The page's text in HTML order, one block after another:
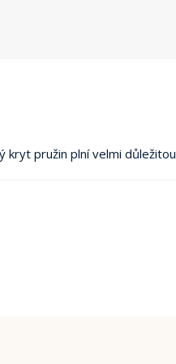
kryt pružin plní velmi